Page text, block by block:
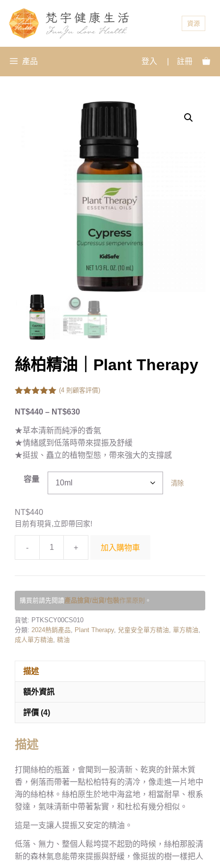
資源
產品 登入 註冊
絲柏精油｜Plant Therapy
5
(4 則顧客評價)
NT$440 – NT$630
★草本清新而純淨的香氣
★情緒感到低落時帶來提振及舒緩
★挺拔、矗立的植物型態，帶來強大的支撐感
容量 清除
NT$440
目前有現貨,立即帶回家!
- + 加入購物車
購買前請先閱讀產品撿貨/出貨/包裝作業原則 。
貨號: PTKSCY00CS010
分類: 2024熱銷產品, Plant Therapy, 兒童安全單方精油, 單方精油,
成人單方精油, 精油
描述
額外資訊
評價 (4)
描述
打開絲柏的瓶蓋，會聞到一股清新、乾爽的針葉木質
香，俐落而帶著一點松柏特有的清冷，像走進一片地中
海的絲柏林。絲柏原生於地中海盆地，相當耐旱、根系
發達，氣味清新中帶著紮實，和杜松有幾分相似。
這是一支讓人提振又安定的精油。
低落、無力、整個人鬆垮提不起勁的時候，絲柏那股清
新的森林氣息能帶來提振與舒緩，像挺拔的樹一樣把人